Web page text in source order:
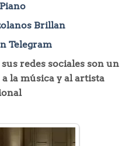
Brillan
Telegram
redes sociales son un
la música y al artista